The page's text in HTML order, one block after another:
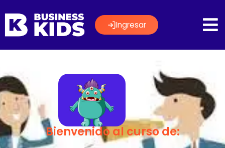
Ingresar
Bienvenido al curso de: